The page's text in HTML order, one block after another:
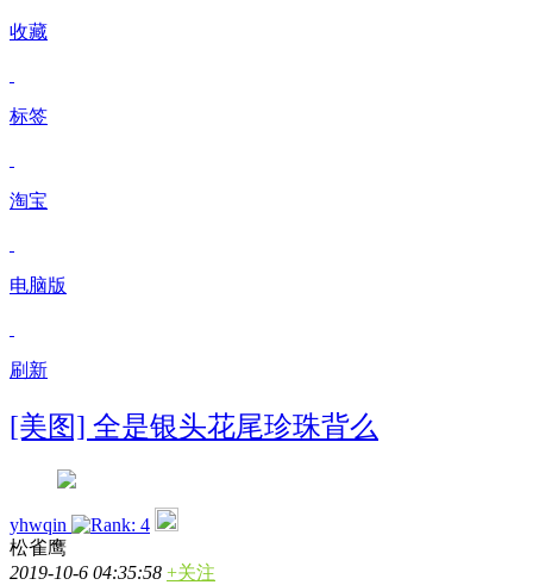
收藏
标签
淘宝
电脑版
刷新
[美图] 全是银头花尾珍珠背么
yhwqin
松雀鹰
2019-10-6 04:35:58 +关注